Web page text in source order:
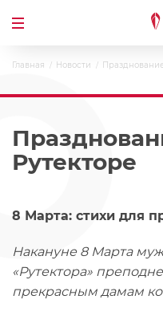
Главная Новости
Рутекторе
8 Марта: стихи для
Накануне 8 Марта
«Рутектора»
прекрасным дамам